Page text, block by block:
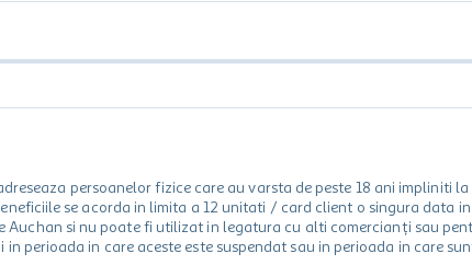
persoanelor fizice care au varsta de peste 18 ani
se acorda in limita a 12 unitati / card client o singura
si nu poate fi utilizat in legatura cu alti comercianți sau
perioada in care aceste este suspendat sau in perioada in care